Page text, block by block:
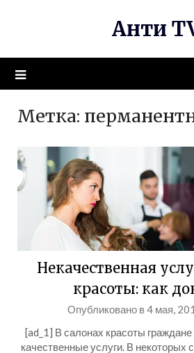
Анти
Метка:
Некачественная
красоты: как
Опубликовано в4 мая,
[ad_1] В салонах красоты
качественные услуги. В некоторых